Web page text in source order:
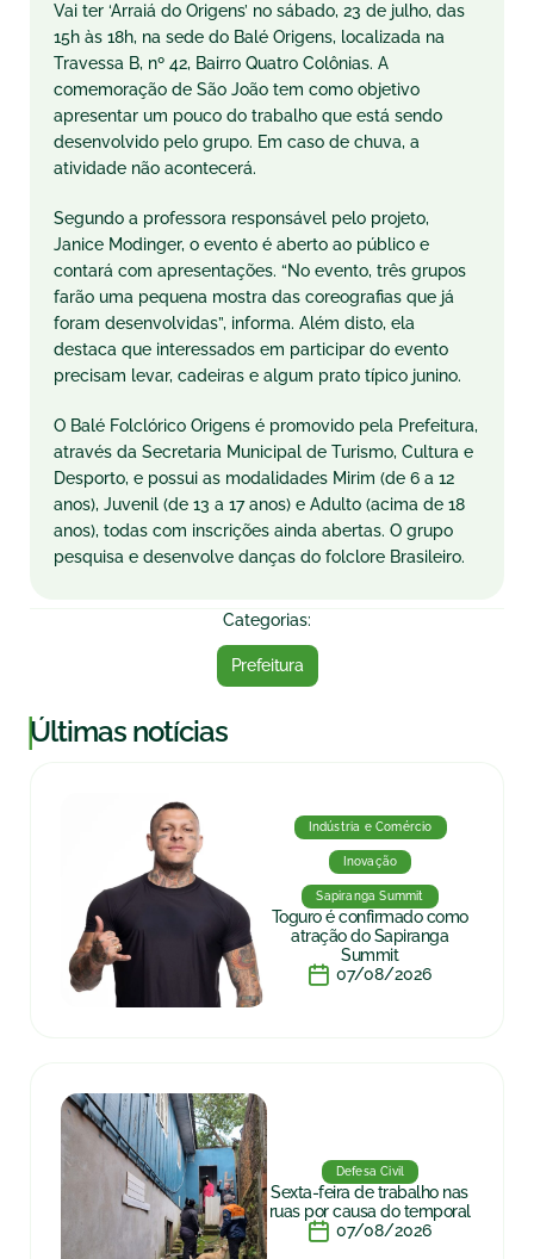
Vai ter ‘Arraiá do Origens’ no sábado, 23 de julho, das
15h às 18h, na sede do Balé Origens, localizada na
Travessa B, nº 42, Bairro Quatro Colônias. A
comemoração de São João tem como objetivo
apresentar um pouco do trabalho que está sendo
desenvolvido pelo grupo. Em caso de chuva, a
atividade não acontecerá.
Segundo a professora responsável pelo projeto,
Janice Modinger, o evento é aberto ao público e
contará com apresentações. “No evento, três grupos
farão uma pequena mostra das coreografias que já
foram desenvolvidas”, informa. Além disto, ela
destaca que interessados em participar do evento
precisam levar, cadeiras e algum prato típico junino.
O Balé Folclórico Origens é promovido pela Prefeitura,
através da Secretaria Municipal de Turismo, Cultura e
Desporto, e possui as modalidades Mirim (de 6 a 12
anos), Juvenil (de 13 a 17 anos) e Adulto (acima de 18
anos), todas com inscrições ainda abertas. O grupo
pesquisa e desenvolve danças do folclore Brasileiro.
Categorias:
Prefeitura
|Últimas notícias
Indústria e Comércio
Inovação
Sapiranga Summit
Toguro é confirmado como
atração do Sapiranga
Summit
07/08/2026
Defesa Civil
Sexta-feira de trabalho nas
ruas por causa do temporal
07/08/2026